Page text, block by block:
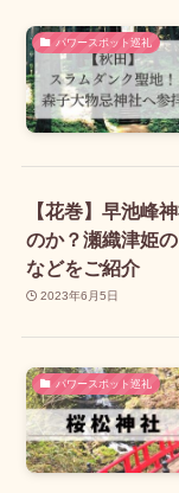
パワースポット巡礼
【花巻】早池峰
のか？瀬織津姫
などをご紹介
2023年6月5日
パワースポット巡礼